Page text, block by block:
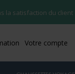
la satisfaction du client
Votre compte